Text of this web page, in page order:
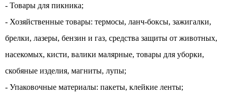
- Товары для пикника;
- Хозяйственные товары: термосы, ланч-боксы, зажигалки,
брелки, лазеры, бензин и газ, средства защиты от животных,
насекомых, кисти, валики малярные, товары для уборки,
скобяные изделия, магниты, лупы;
- Упаковочные материалы: пакеты, клейкие ленты;